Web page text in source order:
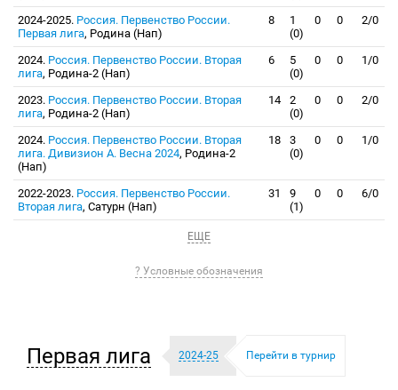
2024-2025. Россия. Первенство России.
Первая лига, Родина (Нап)
8
1
(0)
0 0 2/0
2024. Россия. Первенство России. Вторая
лига, Родина-2 (Нап)
6
5
(0)
0 0 1/0
2023. Россия. Первенство России. Вторая
лига, Родина-2 (Нап)
14
2
(0)
0 0 2/0
2024. Россия. Первенство России. Вторая
лига. Дивизион А. Весна 2024, Родина-2
(Нап)
18
3
(0)
0 0 1/0
2022-2023. Россия. Первенство России.
Вторая лига, Сатурн (Нап)
31
9
(1)
0 0 6/0
ЕЩЕ
? Условные обозначения
Первая лига 2024-25 Перейти в турнир